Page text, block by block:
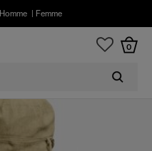
Homme Femme
0